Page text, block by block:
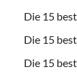
Die 15
Die 15
Die 15